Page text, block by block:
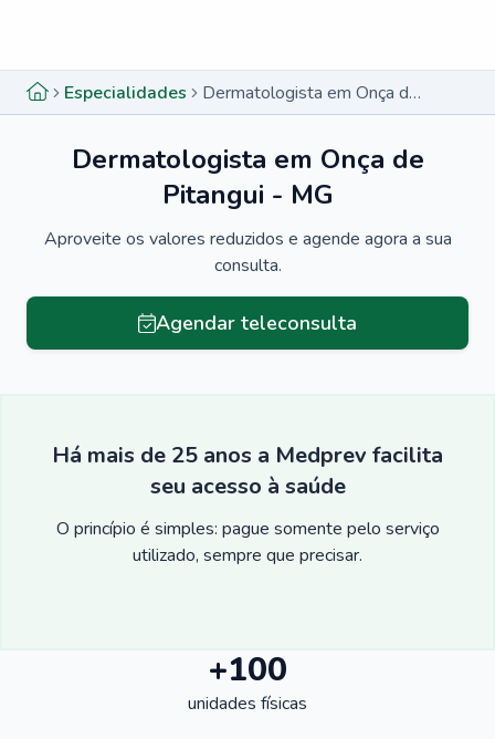
Especialidades Dermatologista em Onça de Pitangui - MG
Dermatologista em Onça de
Pitangui - MG
Aproveite os valores reduzidos e agende agora a sua
consulta.
Agendar teleconsulta
Há mais de 25 anos a Medprev facilita
seu acesso à saúde
O princípio é simples: pague somente pelo serviço
utilizado, sempre que precisar.
+100
unidades físicas